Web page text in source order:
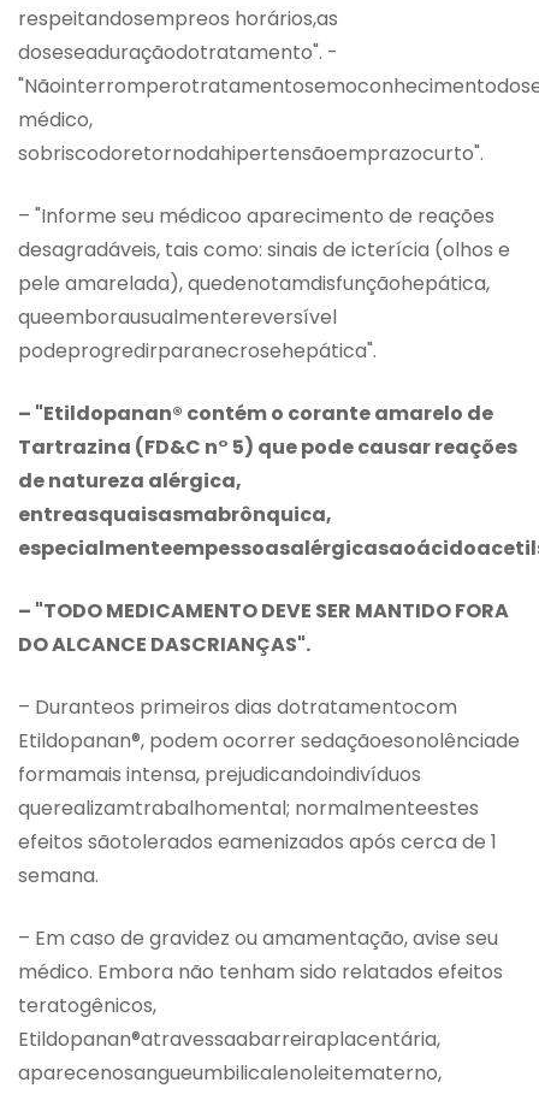
respeitandosempreos horários,as
doseseaduraçãodotratamento". -
médico,
sobriscodoretornodahipertensãoemprazocurto".
– "Informe seu médicoo aparecimento de reações
desagradáveis, tais como: sinais de icterícia (olhos e
pele amarelada), quedenotamdisfunçãohepática,
queemborausualmentereversível
podeprogredirparanecrosehepática".
– "Etildopanan® contém o corante amarelo de
Tartrazina (FD&C n° 5) que pode causar reações
de natureza alérgica,
entreasquaisasmabrônquica,
– "TODO MEDICAMENTO DEVE SER MANTIDO FORA
DO ALCANCE DASCRIANÇAS".
– Duranteos primeiros dias dotratamentocom
Etildopanan®, podem ocorrer sedaçãoesonolênciade
formamais intensa, prejudicandoindivíduos
querealizamtrabalhomental; normalmenteestes
efeitos sãotolerados eamenizados após cerca de 1
semana.
– Em caso de gravidez ou amamentação, avise seu
médico. Embora não tenham sido relatados efeitos
teratogênicos,
Etildopanan®atravessaabarreiraplacentária,
aparecenosangueumbilicalenoleitematerno,